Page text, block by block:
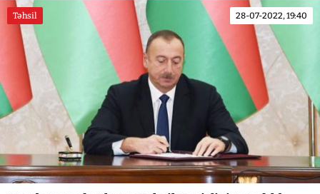
Təhsil 28-07-2022, 19:40